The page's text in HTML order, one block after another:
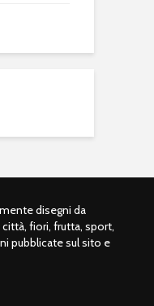
disegni da
fiori, frutta, sport,
pubblicate sul sito e